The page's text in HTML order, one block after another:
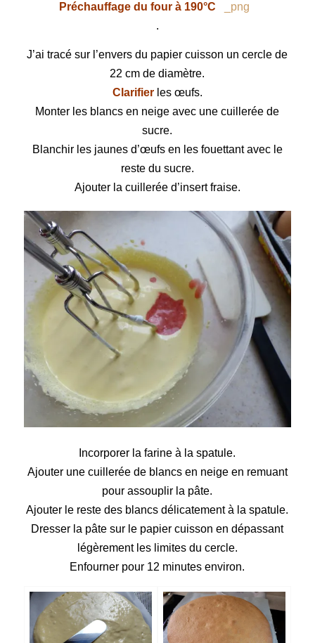
Préchauffage du four à 190°C
.
J’ai tracé sur l’envers du papier cuisson un cercle de
22 cm de diamètre.
Clarifierles œufs.
Monter les blancs en neige avec une cuillerée de
sucre.
Blanchir les jaunes d’œufs en les fouettant avec le
reste du sucre.
Ajouter la cuillerée d’insert fraise.
Incorporer la farine à la spatule.
Ajouter une cuillerée de blancs en neige en remuant
pour assouplir la pâte.
Ajouter le reste des blancs délicatement à la spatule.
Dresser la pâte sur le papier cuisson en dépassant
légèrement les limites du cercle.
Enfourner pour 12 minutes environ.